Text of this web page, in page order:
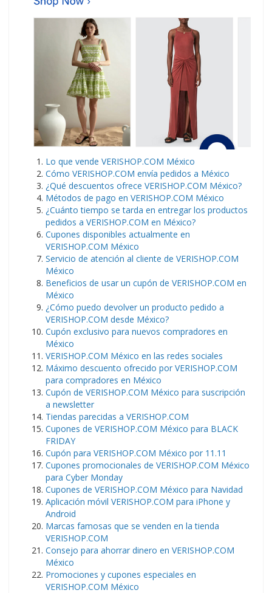
Lo que vende VERISHOP.COM México
Cómo VERISHOP.COM envía pedidos a México
¿Qué descuentos ofrece VERISHOP.COM México?
Métodos de pago en VERISHOP.COM México
¿Cuánto tiempo se tarda en entregar los productos
pedidos a VERISHOP.COM en México?
Cupones disponibles actualmente en
VERISHOP.COM México
Servicio de atención al cliente de VERISHOP.COM
México
Beneficios de usar un cupón de VERISHOP.COM en
México
¿Cómo puedo devolver un producto pedido a
VERISHOP.COM desde México?
Cupón exclusivo para nuevos compradores en
México
VERISHOP.COM México en las redes sociales
Máximo descuento ofrecido por VERISHOP.COM
para compradores en México
Cupón de VERISHOP.COM México para suscripción
a newsletter
Tiendas parecidas a VERISHOP.COM
Cupones de VERISHOP.COM México para BLACK
FRIDAY
Cupón para VERISHOP.COM México por 11.11
Cupones promocionales de VERISHOP.COM México
para Cyber Monday
Cupones de VERISHOP.COM México para Navidad
Aplicación móvil VERISHOP.COM para iPhone y
Android
Marcas famosas que se venden en la tienda
VERISHOP.COM
Consejo para ahorrar dinero en VERISHOP.COM
México
Promociones y cupones especiales en
VERISHOP.COM México